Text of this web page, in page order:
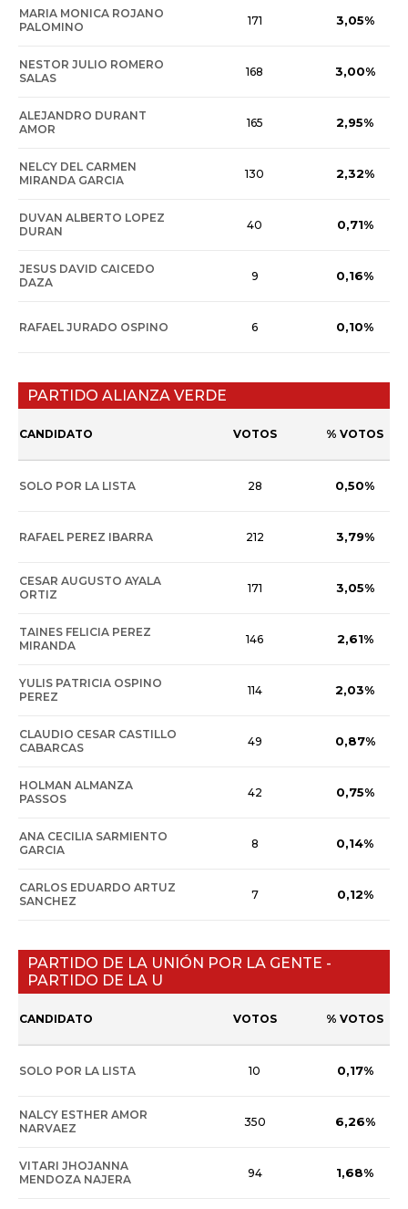
MARIA MONICA ROJANO
PALOMINO
171 3,05%
NESTOR JULIO ROMERO
SALAS
168 3,00%
ALEJANDRO DURANT
AMOR
165 2,95%
NELCY DEL CARMEN
MIRANDA GARCIA
130 2,32%
DUVAN ALBERTO LOPEZ
DURAN
40 0,71%
JESUS DAVID CAICEDO
DAZA
9 0,16%
RAFAEL JURADO OSPINO 6 0,10%
PARTIDO ALIANZA VERDE
CANDIDATO VOTOS % VOTOS
SOLO POR LA LISTA 28 0,50%
RAFAEL PEREZ IBARRA 212 3,79%
CESAR AUGUSTO AYALA
ORTIZ
171 3,05%
TAINES FELICIA PEREZ
MIRANDA
146 2,61%
YULIS PATRICIA OSPINO
PEREZ
114 2,03%
CLAUDIO CESAR CASTILLO
CABARCAS
49 0,87%
HOLMAN ALMANZA
PASSOS
42 0,75%
ANA CECILIA SARMIENTO
GARCIA
8 0,14%
CARLOS EDUARDO ARTUZ
SANCHEZ
7 0,12%
PARTIDO DE LA UNIÓN POR LA GENTE -
PARTIDO DE LA U
CANDIDATO VOTOS % VOTOS
SOLO POR LA LISTA 10 0,17%
NALCY ESTHER AMOR
NARVAEZ
350 6,26%
VITARI JHOJANNA
MENDOZA NAJERA
94 1,68%